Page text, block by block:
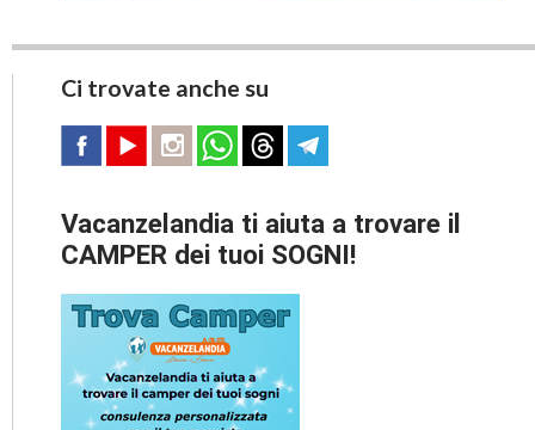
Ci trovate anche su
Vacanzelandia ti aiuta a trovare il
CAMPER dei tuoi SOGNI!